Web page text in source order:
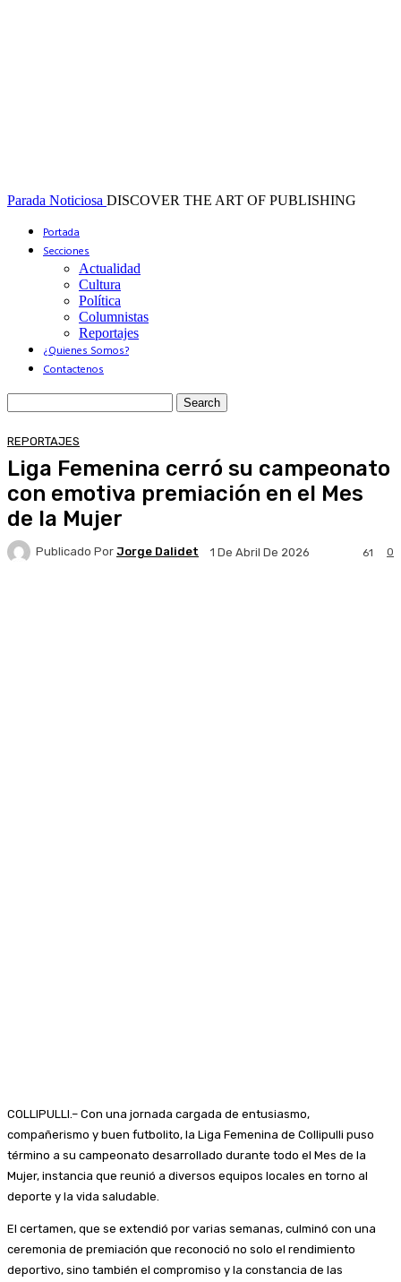
Parada Noticiosa DISCOVER THE ART OF PUBLISHING
Portada
Secciones
Actualidad
Cultura
Política
Columnistas
Reportajes
¿Quienes Somos?
Contactenos
REPORTAJES
Liga Femenina cerró su campeonato
con emotiva premiación en el Mes
de la Mujer
Publicado Por Jorge Dalidet 1 De Abril De 2026 0
61
COLLIPULLI.– Con una jornada cargada de entusiasmo,
compañerismo y buen futbolito, la Liga Femenina de Collipulli puso
término a su campeonato desarrollado durante todo el Mes de la
Mujer, instancia que reunió a diversos equipos locales en torno al
deporte y la vida saludable.
El certamen, que se extendió por varias semanas, culminó con una
ceremonia de premiación que reconoció no solo el rendimiento
deportivo, sino también el compromiso y la constancia de las